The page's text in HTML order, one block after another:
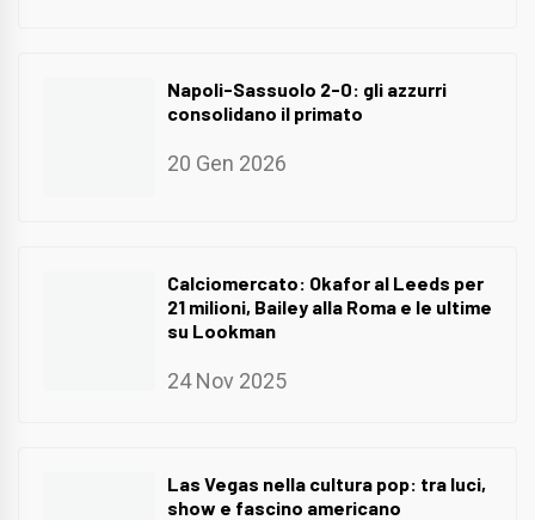
Napoli-Sassuolo 2-0: gli azzurri
consolidano il primato
20 Gen 2026
Calciomercato: Okafor al Leeds per
21 milioni, Bailey alla Roma e le ultime
su Lookman
24 Nov 2025
Las Vegas nella cultura pop: tra luci,
show e fascino americano